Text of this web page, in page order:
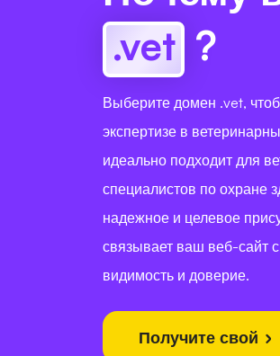
.vet ?
Выберите домен .vet,
экспертизе в
идеально подходит для
специалистов по охране
надежное и целевое
связывает ваш веб-сайт
видимость и доверие.
Получите свой